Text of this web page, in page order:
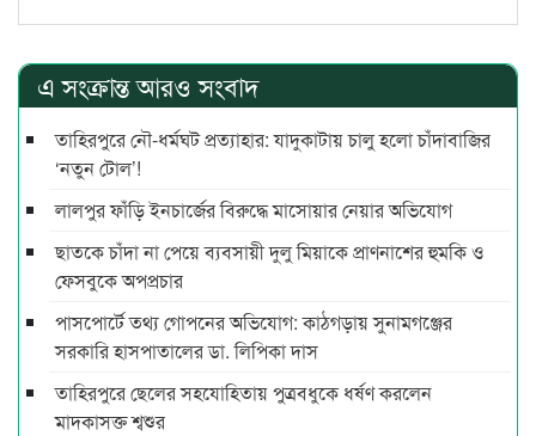
এ সংক্রান্ত আরও সংবাদ
তাহিরপুরে নৌ-ধর্মঘট প্রত্যাহার: যাদুকাটায় চালু হলো চাঁদাবাজির
‘নতুন টোল’!
লালপুর ফাঁড়ি ইনচার্জের বিরুদ্ধে মাসোয়ার নেয়ার অভিযোগ
ছাতকে চাঁদা না পেয়ে ব্যবসায়ী দুলু মিয়াকে প্রাণনাশের হুমকি ও
ফেসবুকে অপপ্রচার
পাসপোর্টে তথ্য গোপনের অভিযোগ: কাঠগড়ায় সুনামগঞ্জের
সরকারি হাসপাতালের ডা. লিপিকা দাস
তাহিরপুরে ছেলের সহযোহিতায় পুত্রবধুকে ধর্ষণ করলেন
মাদকাসক্ত শ্বশুর